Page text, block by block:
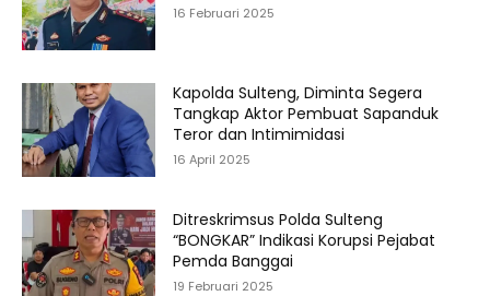
16 Februari 2025
Kapolda Sulteng, Diminta Segera
Tangkap Aktor Pembuat Sapanduk
Teror dan Intimimidasi
16 April 2025
Ditreskrimsus Polda Sulteng
“BONGKAR” Indikasi Korupsi Pejabat
Pemda Banggai
19 Februari 2025